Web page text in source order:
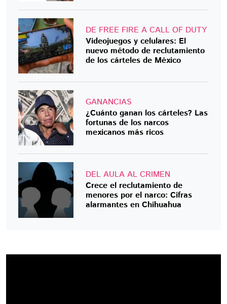
DE FREE FIRE A CALL OF DUTY
Videojuegos y celulares: El
nuevo método de reclutamiento
de los cárteles de México
GANANCIAS
¿Cuánto ganan los cárteles? Las
fortunas de los narcos
mexicanos más ricos
DEL AULA AL CRIMEN
Crece el reclutamiento de
menores por el narco: Cifras
alarmantes en Chihuahua